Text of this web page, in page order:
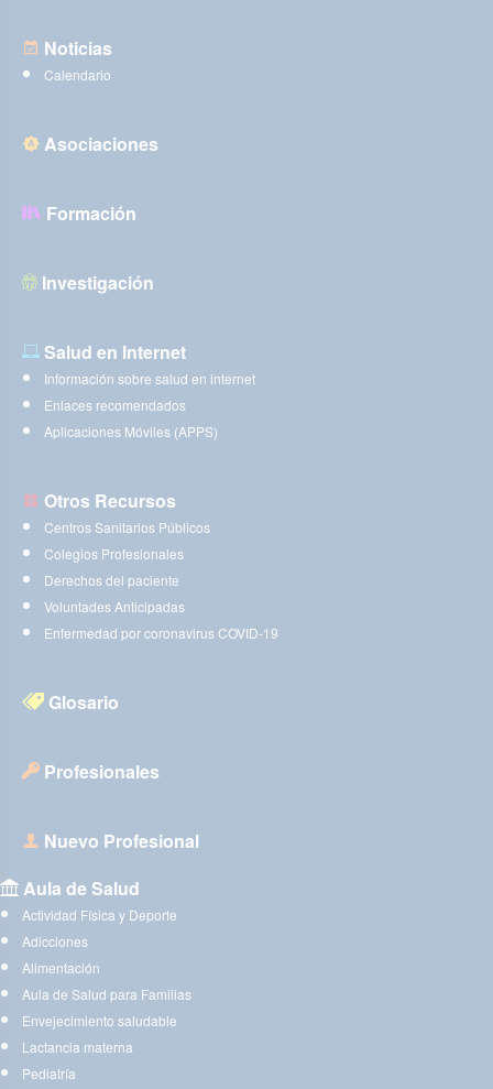
Noticias
Calendario
Asociaciones
Formación
Investigación
Salud en Internet
Información sobre salud en internet
Enlaces recomendados
Aplicaciones Móviles (APPS)
Otros Recursos
Centros Sanitarios Públicos
Colegios Profesionales
Derechos del paciente
Voluntades Anticipadas
Enfermedad por coronavirus COVID-19
Glosario
Profesionales
Nuevo Profesional
Aula de Salud
Actividad Física y Deporte
Adicciones
Alimentación
Aula de Salud para Familias
Envejecimiento saludable
Lactancia materna
Pediatría